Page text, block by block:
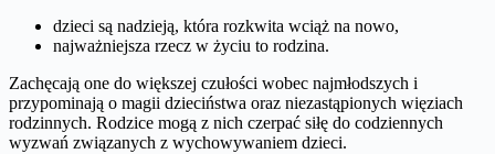
dzieci są nadzieją, która rozkwita wciąż na nowo,
najważniejsza rzecz w życiu to rodzina.
Zachęcają one do większej czułości wobec najmłodszych i
przypominają o magii dzieciństwa oraz niezastąpionych więziach
rodzinnych. Rodzice mogą z nich czerpać siłę do codziennych
wyzwań związanych z wychowywaniem dzieci.